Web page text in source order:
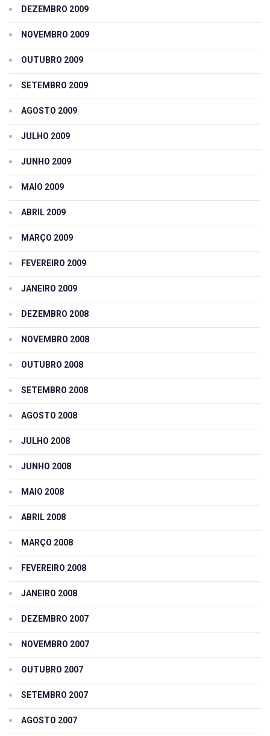
DEZEMBRO 2009
NOVEMBRO 2009
OUTUBRO 2009
SETEMBRO 2009
AGOSTO 2009
JULHO 2009
JUNHO 2009
MAIO 2009
ABRIL 2009
MARÇO 2009
FEVEREIRO 2009
JANEIRO 2009
DEZEMBRO 2008
NOVEMBRO 2008
OUTUBRO 2008
SETEMBRO 2008
AGOSTO 2008
JULHO 2008
JUNHO 2008
MAIO 2008
ABRIL 2008
MARÇO 2008
FEVEREIRO 2008
JANEIRO 2008
DEZEMBRO 2007
NOVEMBRO 2007
OUTUBRO 2007
SETEMBRO 2007
AGOSTO 2007